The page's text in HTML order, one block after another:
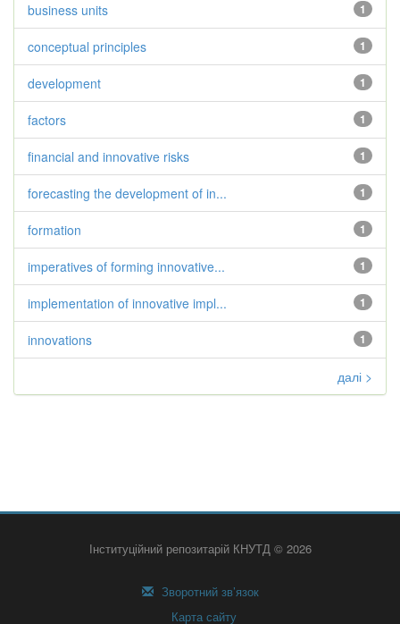
1
business units
1
conceptual principles
1
development
1
factors
1
financial and innovative risks
1
forecasting the development of in...
1
formation
1
imperatives of forming innovative...
1
implementation of innovative impl...
1
innovations
далі >
Інституційний репозитарій КНУТД © 2026
Зворотний зв’язок
Карта сайту